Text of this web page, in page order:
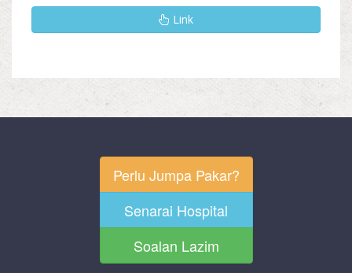
Link
Perlu Jumpa Pakar?
Senarai Hospital
Soalan Lazim